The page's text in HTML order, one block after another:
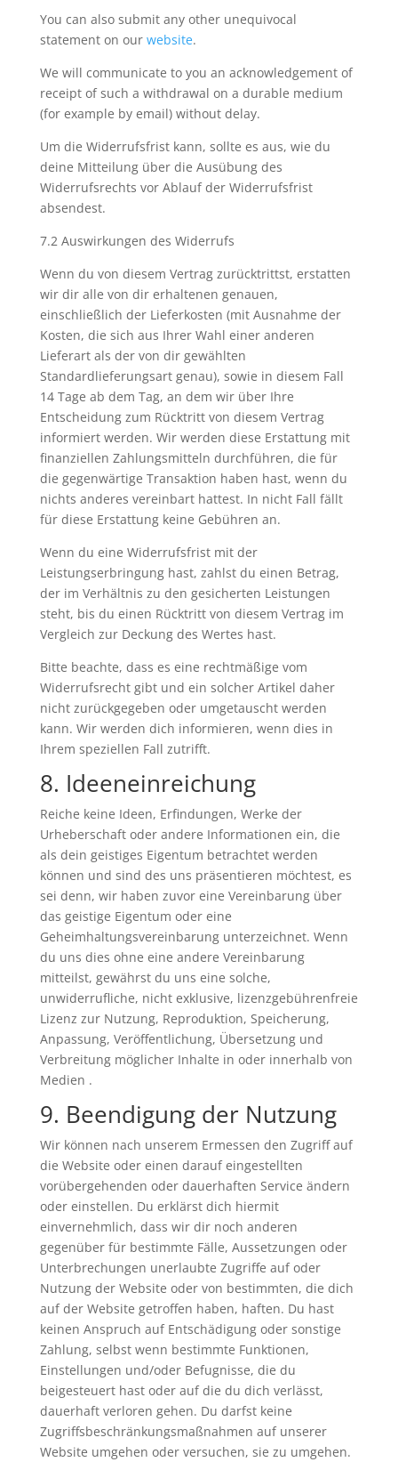
You can also submit any other unequivocal
statement on our website.
We will communicate to you an acknowledgement of
receipt of such a withdrawal on a durable medium
(for example by email) without delay.
Um die Widerrufsfrist kann, sollte es aus, wie du
deine Mitteilung über die Ausübung des
Widerrufsrechts vor Ablauf der Widerrufsfrist
absendest.
7.2 Auswirkungen des Widerrufs
Wenn du von diesem Vertrag zurücktrittst, erstatten
wir dir alle von dir erhaltenen genauen,
einschließlich der Lieferkosten (mit Ausnahme der
Kosten, die sich aus Ihrer Wahl einer anderen
Lieferart als der von dir gewählten
Standardlieferungsart genau), sowie in diesem Fall
14 Tage ab dem Tag, an dem wir über Ihre
Entscheidung zum Rücktritt von diesem Vertrag
informiert werden. Wir werden diese Erstattung mit
finanziellen Zahlungsmitteln durchführen, die für
die gegenwärtige Transaktion haben hast, wenn du
nichts anderes vereinbart hattest. In nicht Fall fällt
für diese Erstattung keine Gebühren an.
Wenn du eine Widerrufsfrist mit der
Leistungserbringung hast, zahlst du einen Betrag,
der im Verhältnis zu den gesicherten Leistungen
steht, bis du einen Rücktritt von diesem Vertrag im
Vergleich zur Deckung des Wertes hast.
Bitte beachte, dass es eine rechtmäßige vom
Widerrufsrecht gibt und ein solcher Artikel daher
nicht zurückgegeben oder umgetauscht werden
kann. Wir werden dich informieren, wenn dies in
Ihrem speziellen Fall zutrifft.
8. Ideeneinreichung
Reiche keine Ideen, Erfindungen, Werke der
Urheberschaft oder andere Informationen ein, die
als dein geistiges Eigentum betrachtet werden
können und sind des uns präsentieren möchtest, es
sei denn, wir haben zuvor eine Vereinbarung über
das geistige Eigentum oder eine
Geheimhaltungsvereinbarung unterzeichnet. Wenn
du uns dies ohne eine andere Vereinbarung
mitteilst, gewährst du uns eine solche,
unwiderrufliche, nicht exklusive, lizenzgebührenfreie
Lizenz zur Nutzung, Reproduktion, Speicherung,
Anpassung, Veröffentlichung, Übersetzung und
Verbreitung möglicher Inhalte in oder innerhalb von
Medien .
9. Beendigung der Nutzung
Wir können nach unserem Ermessen den Zugriff auf
die Website oder einen darauf eingestellten
vorübergehenden oder dauerhaften Service ändern
oder einstellen. Du erklärst dich hiermit
einvernehmlich, dass wir dir noch anderen
gegenüber für bestimmte Fälle, Aussetzungen oder
Unterbrechungen unerlaubte Zugriffe auf oder
Nutzung der Website oder von bestimmten, die dich
auf der Website getroffen haben, haften. Du hast
keinen Anspruch auf Entschädigung oder sonstige
Zahlung, selbst wenn bestimmte Funktionen,
Einstellungen und/oder Befugnisse, die du
beigesteuert hast oder auf die du dich verlässt,
dauerhaft verloren gehen. Du darfst keine
Zugriffsbeschränkungsmaßnahmen auf unserer
Website umgehen oder versuchen, sie zu umgehen.